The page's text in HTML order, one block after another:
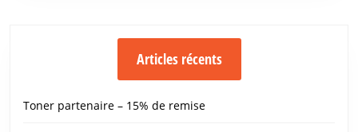
Articles récents
Toner partenaire – 15% de remise